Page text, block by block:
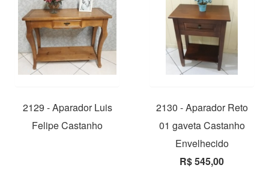
2129 - Aparador Luis
Felipe Castanho
2130 - Aparador Reto
01 gaveta Castanho
Envelhecido
R$ 545,00